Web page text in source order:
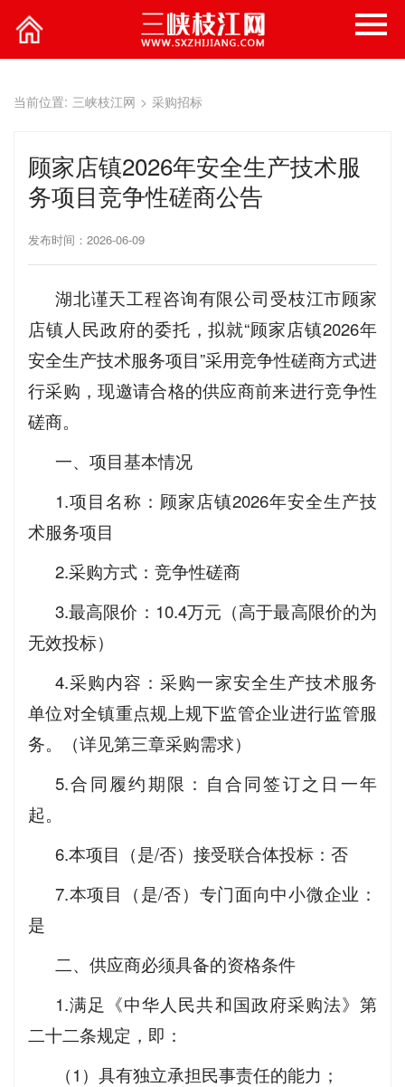
当前位置: 三峡枝江网 > 采购招标
顾家店镇2026年安全生产技术服
务项目竞争性磋商公告
发布时间：2026-06-09
湖北谨天工程咨询有限公司受枝江市顾家
店镇人民政府的委托，拟就“顾家店镇2026年
安全生产技术服务项目”采用竞争性磋商方式进
行采购，现邀请合格的供应商前来进行竞争性
磋商。
一、项目基本情况
1.项目名称：顾家店镇2026年安全生产技
术服务项目
2.采购方式：竞争性磋商
3.最高限价：10.4万元（高于最高限价的为
无效投标）
4.采购内容：采购一家安全生产技术服务
单位对全镇重点规上规下监管企业进行监管服
务。（详见第三章采购需求）
5.合同履约期限：自合同签订之日一年
起。
6.本项目（是/否）接受联合体投标：否
7.本项目（是/否）专门面向中小微企业：
是
二、供应商必须具备的资格条件
1.满足《中华人民共和国政府采购法》第
二十二条规定，即：
（1）具有独立承担民事责任的能力；